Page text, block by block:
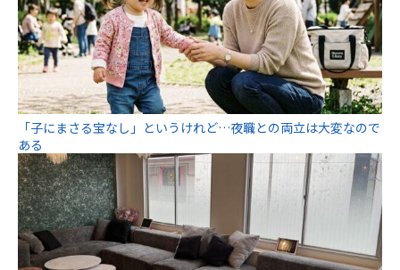
「子にまさる宝なし」というけれど…夜職との両立は大変なので
ある